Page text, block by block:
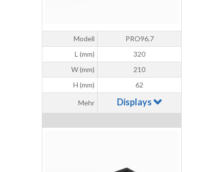
Modell
PRO96.7
L (mm)
320
W (mm)
210
H (mm)
62
Mehr Displays